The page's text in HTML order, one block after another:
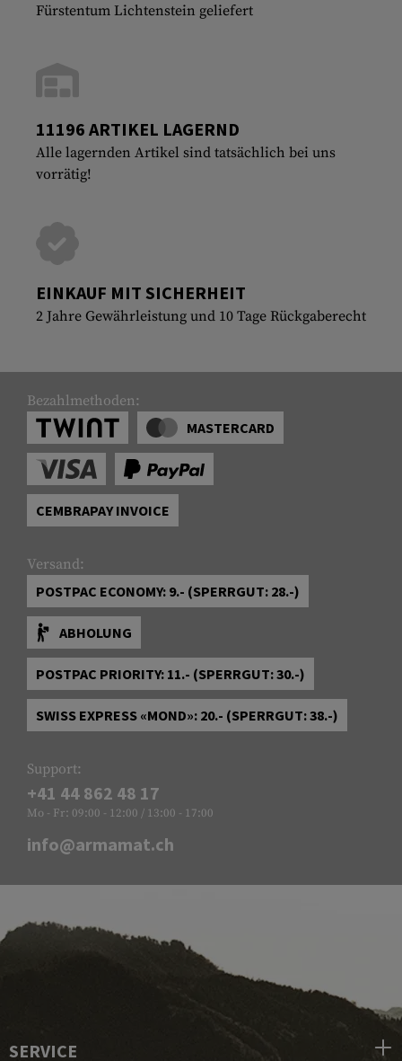
Fürstentum Lichtenstein geliefert
11196 ARTIKEL LAGERND
Alle lagernden Artikel sind tatsächlich bei uns
vorrätig!
EINKAUF MIT SICHERHEIT
2 Jahre Gewährleistung und 10 Tage Rückgaberecht
Bezahlmethoden:
MASTERCARD
CEMBRAPAY INVOICE
Versand:
POSTPAC ECONOMY: 9.- (SPERRGUT: 28.-)
ABHOLUNG
POSTPAC PRIORITY: 11.- (SPERRGUT: 30.-)
SWISS EXPRESS «MOND»: 20.- (SPERRGUT: 38.-)
Support:
+41 44 862 48 17
Mo - Fr: 09:00 - 12:00 / 13:00 - 17:00
info@armamat.ch
SERVICE